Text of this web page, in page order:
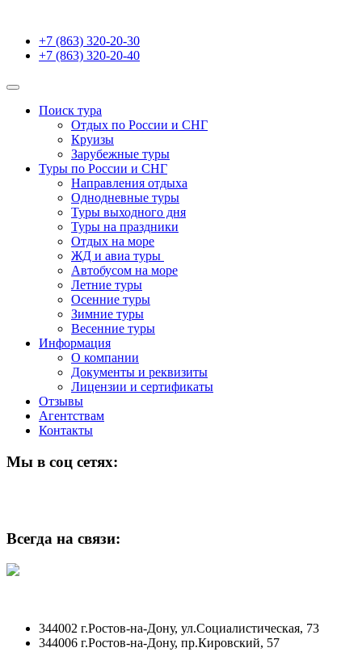
+7 (863) 320-20-30
+7 (863) 320-20-40
Поиск тура
Отдых по России и СНГ
Круизы
Зарубежные туры
Туры по России и СНГ
Направления отдыха
Однодневные туры
Туры выходного дня
Туры на праздники
Отдых на море
ЖД и авиа туры
Автобусом на море
Летние туры
Осенние туры
Зимние туры
Весенние туры
Информация
О компании
Документы и реквизиты
Лицензии и сертификаты
Отзывы
Агентствам
Контакты
Мы в соц сетях:
Всегда на связи:
344002 г.Ростов-на-Дону, ул.Социалистическая, 73
344006 г.Ростов-на-Дону, пр.Кировский, 57